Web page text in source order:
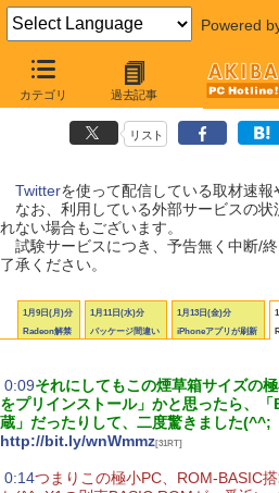
Powered
カテゴリ 過去記事
AKIBA PC Hotline! Twitter更新履歴
【 更新日：2012年1月9日〜1月15日 】
リスト
Twitterを使って配信している取材速報
なお、利用している外部サービスの状
れない場合もございます。
試験サービスにつき、予告無く中断/
了承ください。
1月9日(月)分
Radeon解禁
1月11日(水)分
パッケージ間違い
1月13日(金)分
iPhoneアプリが刷新
0:09それにしてもこの煙草箱サイズの
をプリインストール」かと思ったら、
蔵」だったりして、二度驚きました(^^;
http://bit.ly/wnWmmz[31RT]
0:14つまりこの極小PC、ROM-